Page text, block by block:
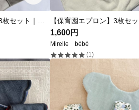
【保育園エプロン】3枚セット｜ふわふわ生地｜入園準備・洗い替えに◎｜シンプルデザイン｜お食事エプロン
1,600円
Mirelle bébé
(1)